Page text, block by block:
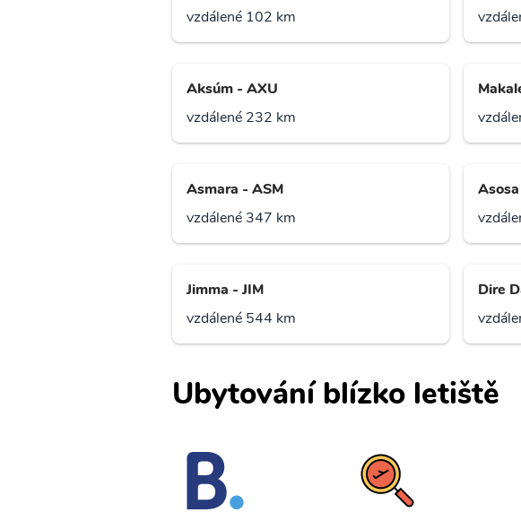
vzdálené 102 km
Aksúm - AXU
vzdálené 232 km
Asmara - ASM
vzdálené 347 km
Jimma - JIM
vzdálené 544 km
Dire
Ubytování blízko letiště